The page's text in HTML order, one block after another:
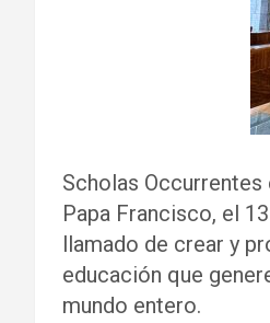
Scholas
Papa Francisco, el
llamado de crear y
educación que
mundo entero.